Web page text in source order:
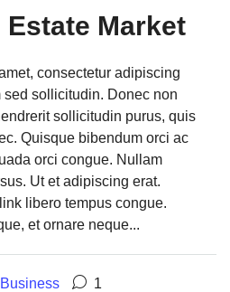
Estate Market
consectetur adipiscing
sollicitudin. Donec non
sollicitudin purus, quis
Quisque bibendum orci ac
orci congue. Nullam
Ut et adipiscing erat.
libero tempus congue.
et ornare neque...
Business 1